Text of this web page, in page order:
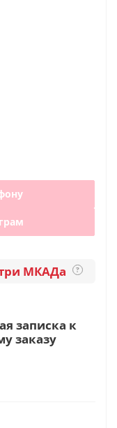
МКАДа ?
записка к
заказу